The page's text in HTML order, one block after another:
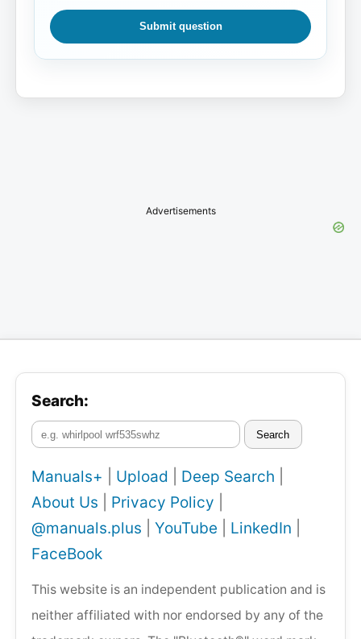
Submit question
Advertisements
Search:
Search
Manuals+ Upload Deep Search
About Us
Privacy Policy
@manuals.plus
YouTube LinkedIn
FaceBook
This website is an independent publication and is
neither affiliated with nor endorsed by any of the